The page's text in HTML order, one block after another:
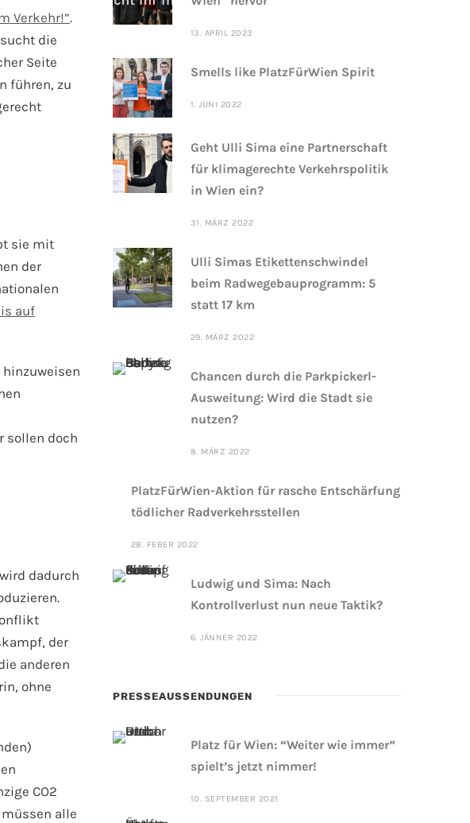
Verkehr!”.
die
Seite
führen, zu
sie mit
der
auf
sollen doch
dadurch
der
anderen
ohne
CO2
alle
13. APRIL 2023
Smells like PlatzFürWien Spirit
1. JUNI 2022
Geht Ulli Sima eine Partnerschaft
für klimagerechte Verkehrspolitik
in Wien ein?
31. MÄRZ 2022
Ulli Simas Etikettenschwindel
beim Radwegebauprogramm: 5
statt 17 km
29. MÄRZ 2022
Chancen durch die Parkpickerl-
Ausweitung: Wird die Stadt sie
nutzen?
8. MÄRZ 2022
PlatzFürWien-Aktion für rasche Entschärfung
tödlicher Radverkehrsstellen
28. FEBER 2022
Ludwig und Sima: Nach
Kontrollverlust nun neue Taktik?
6. JÄNNER 2022
PRESSEAUSSENDUNGEN
Platz für Wien: “Weiter wie immer”
spielt’s jetzt nimmer!
10. SEPTEMBER 2021